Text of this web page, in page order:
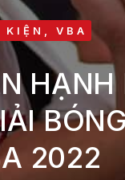
KIỆN VBA
2022